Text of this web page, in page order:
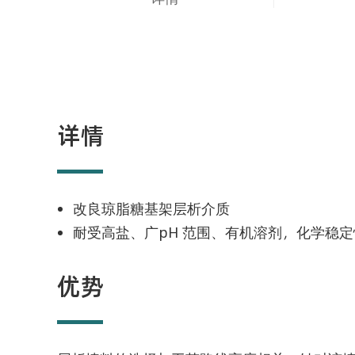
详情
改良琼脂糖基架层析介质
耐受高盐、广pH 范围、有机溶剂，化学稳
优势